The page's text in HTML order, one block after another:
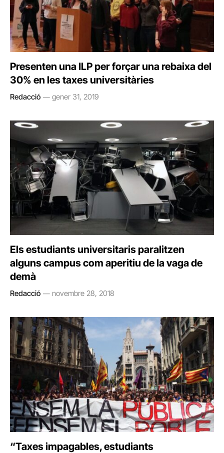
Presenten una ILP per forçar una rebaixa del
30% en les taxes universitàries
Redacció gener 31, 2019
Els estudiants universitaris paralitzen
alguns campus com aperitiu de la vaga de
demà
Redacció novembre 28, 2018
“Taxes impagables, estudiants